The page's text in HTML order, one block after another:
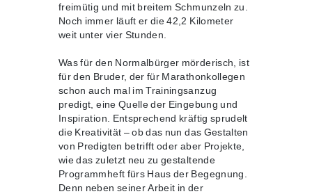
freimütig und mit breitem Schmunzeln zu.
Noch immer läuft er die 42,2 Kilometer
weit unter vier Stunden.
Was für den Normalbürger mörderisch, ist
für den Bruder, der für Marathonkollegen
schon auch mal im Trainingsanzug
predigt, eine Quelle der Eingebung und
Inspiration. Entsprechend kräftig sprudelt
die Kreativität – ob das nun das Gestalten
von Predigten betrifft oder aber Projekte,
wie das zuletzt neu zu gestaltende
Programmheft fürs Haus der Begegnung.
Denn neben seiner Arbeit in der